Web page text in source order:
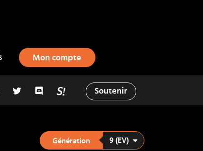
Mon compte
adresse email
Twitter DiscordLa Salty Room sur Pokémon
Soutenir
Génération 9 (EV)